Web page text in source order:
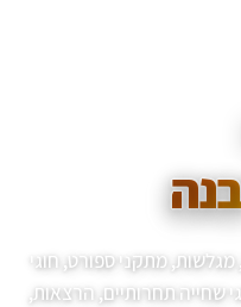
מגלשות, מתקני ספורט, חוגי
שחייה תחרותיים, הרצאות,